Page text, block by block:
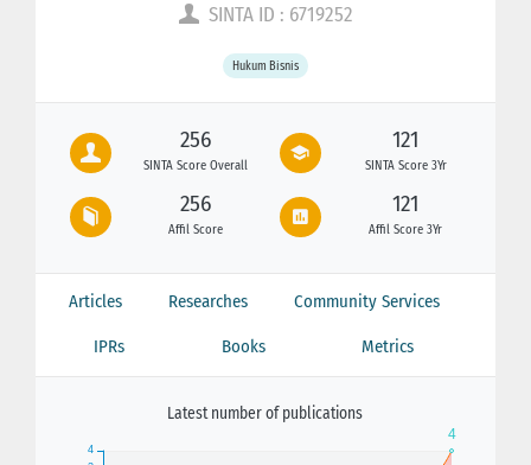
SINTA ID : 6719252
Hukum Bisnis
256
SINTA Score Overall
121
SINTA Score 3Yr
256
Affil Score
121
Affil Score 3Yr
Articles Researches Community Services
IPRs Books Metrics
Latest number of publications